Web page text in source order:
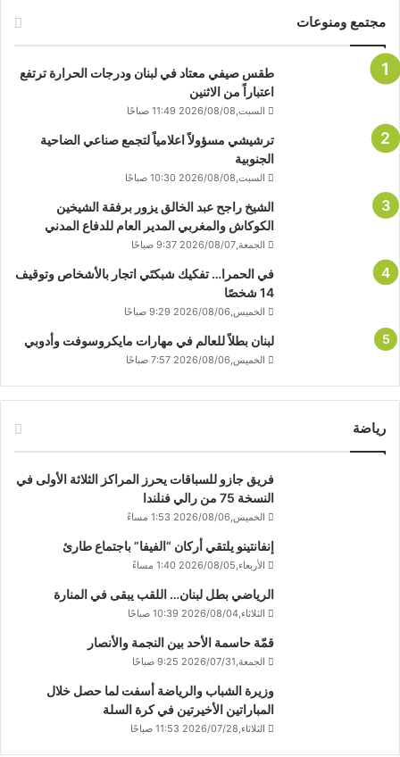
مجتمع ومنوعات
طقس صيفي معتاد في لبنان ودرجات الحرارة ترتفع
اعتباراً من الاثنين
السبت,2026/08/08 11:49 صباحًا
ترشيشي مسؤولاً اعلامياً لتجمع صناعي الضاحية
الجنوبية
السبت,2026/08/08 10:30 صباحًا
الشيخ راجح عبد الخالق يزور برفقة الشيخين
الكوكاش والمغربي المدير العام للدفاع المدني
الجمعة,2026/08/07 9:37 صباحًا
في الحمرا… تفكيك شبكتَي اتجار بالأشخاص وتوقيف
14 شخصًا
الخميس,2026/08/06 9:29 صباحًا
لبنان بطلاً للعالم في مهارات مايكروسوفت وأدوبي
الخميس,2026/08/06 7:57 صباحًا
رياضة
فريق جازو للسباقات يحرز المراكز الثلاثة الأولى في
النسخة 75 من رالي فنلندا
الخميس,2026/08/06 1:53 مساءً
إنفانتينو يلتقي أركان “الفيفا” باجتماع طارئ
الأربعاء,2026/08/05 1:40 مساءً
الرياضي بطل لبنان… اللقب يبقى في المنارة
الثلاثاء,2026/08/04 10:39 صباحًا
قمّة حاسمة الأحد بين النجمة والأنصار
الجمعة,2026/07/31 9:25 صباحًا
وزيرة الشباب والرياضة أسفت لما حصل خلال
المباراتين الأخيرتين في كرة السلة
الثلاثاء,2026/07/28 11:53 صباحًا